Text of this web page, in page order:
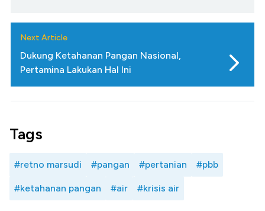
Next Article
Dukung Ketahanan Pangan Nasional,
Pertamina Lakukan Hal Ini
Tags
#retno marsudi #pangan #pertanian #pbb
#ketahanan pangan #air #krisis air